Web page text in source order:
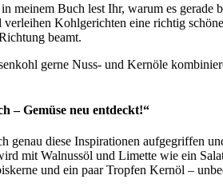
meinem Buch lest Ihr, warum es
Kohlgerichten eine richtig
beamt.
gerne Nuss- und Kernöle
– Gemüse neu entdeckt!“
genau diese Inspirationen aufgegriffen
mit Walnussöl und Limette wie ein
und ein paar Tropfen Kernöl –